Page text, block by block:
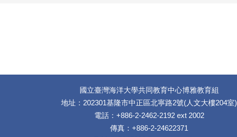
國立臺灣海洋大學共同教育中心博雅教育組
地址：202301基隆市中正區北寧路2號(人文大樓204室)
電話：+886-2-2462-2192 ext 2002
傳真：+886-2-24622371